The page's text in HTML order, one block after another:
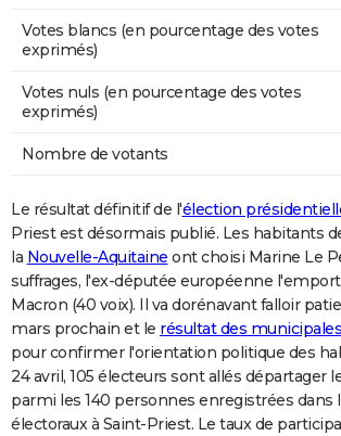
Votes blancs (en pourcentage des votes
exprimés)
Votes nuls (en pourcentage des votes
exprimés)
Nombre de votants
Le résultat définitif de l'élection
Priest est désormais publié. Les habitants
la Nouvelle-Aquitaine ont choisi Marine Le
suffrages, l'ex-députée européenne
Macron (40 voix). Il va dorénavant falloir
mars prochain et le résultat des
pour confirmer l'orientation politique des
24 avril, 105 électeurs sont allés départager
parmi les 140 personnes enregistrées dans
électoraux à Saint-Priest. Le taux de